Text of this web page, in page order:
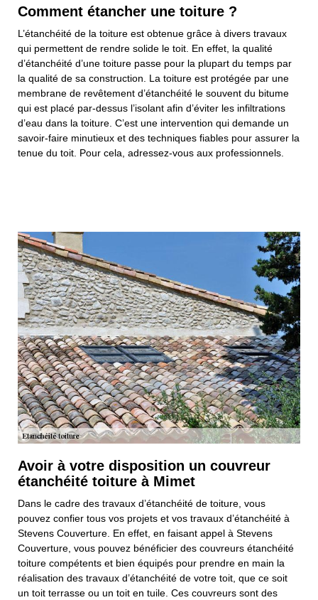
Comment étancher une toiture ?
L’étanchéité de la toiture est obtenue grâce à divers travaux
qui permettent de rendre solide le toit. En effet, la qualité
d’étanchéité d’une toiture passe pour la plupart du temps par
la qualité de sa construction. La toiture est protégée par une
membrane de revêtement d’étanchéité le souvent du bitume
qui est placé par-dessus l’isolant afin d’éviter les infiltrations
d’eau dans la toiture. C’est une intervention qui demande un
savoir-faire minutieux et des techniques fiables pour assurer la
tenue du toit. Pour cela, adressez-vous aux professionnels.
Avoir à votre disposition un couvreur
étanchéité toiture à Mimet
Dans le cadre des travaux d’étanchéité de toiture, vous
pouvez confier tous vos projets et vos travaux d’étanchéité à
Stevens Couverture. En effet, en faisant appel à Stevens
Couverture, vous pouvez bénéficier des couvreurs étanchéité
toiture compétents et bien équipés pour prendre en main la
réalisation des travaux d’étanchéité de votre toit, que ce soit
un toit terrasse ou un toit en tuile. Ces couvreurs sont des